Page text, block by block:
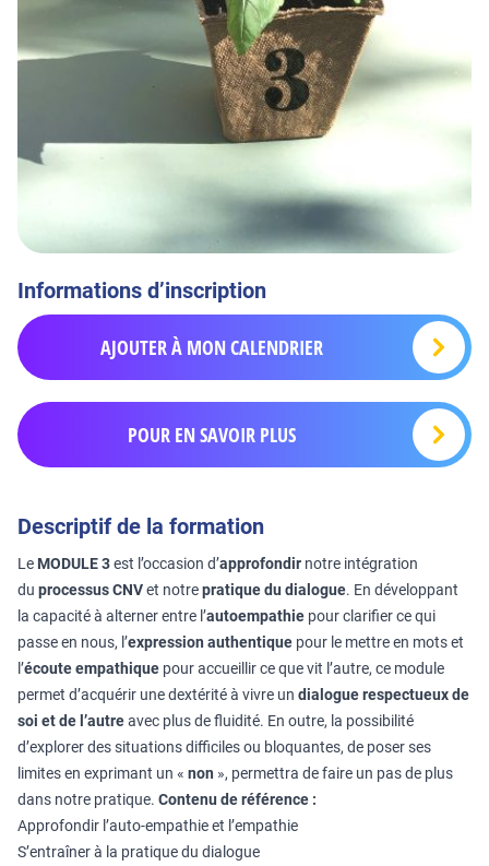
Informations d’inscription
AJOUTER À MON CALENDRIER
POUR EN SAVOIR PLUS
Descriptif de la formation
Le MODULE 3est l’occasion d’approfondir notre intégration
du processus CNVet notrepratique du dialogue. En développant
la capacité à alterner entre l’autoempathie pour clarifier ce qui
passe en nous, l’expression authentique pour le mettre en mots et
l’écoute empathique pour accueillir ce que vit l’autre, ce module
permet d’acquérir une dextérité à vivre un dialogue respectueux de
soi et de l’autreavec plus de fluidité. En outre, la possibilité
d’explorer des situations difficiles ou bloquantes, de poser ses
limites en exprimant un « non », permettra de faire un pas de plus
dans notre pratique. Contenu de référence :
Approfondir l’auto-empathie et l’empathie
S’entraîner à la pratique du dialogue